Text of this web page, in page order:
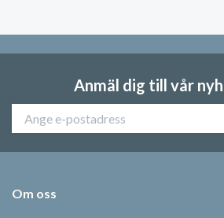
Anmäl dig till vår
Om oss